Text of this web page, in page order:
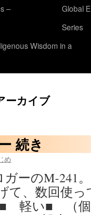
–
Global
Series
Wisdom in a
ーカイブ
続き
め
ガーのM-241
て、数回使
■ 軽い■ （個